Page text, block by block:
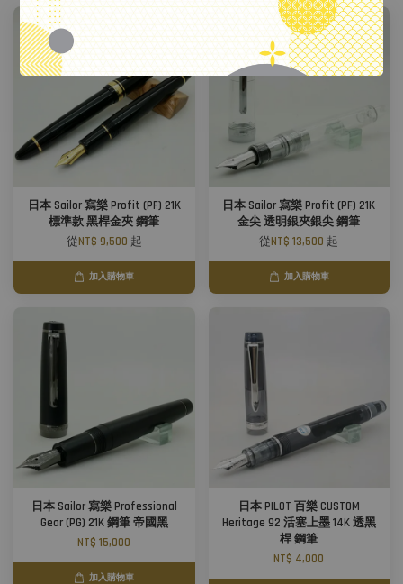
日本 Sailor 寫樂 Profit (PF) 21K
標準款 黑桿金夾 鋼筆
從NT$ 9,500 起
加入購物車
日本 Sailor 寫樂 Profit (PF) 21K
金尖 透明銀夾銀尖 鋼筆
從NT$ 13,500 起
加入購物車
日本 Sailor 寫樂 Professional
Gear (PG) 21K 鋼筆 帝國黑
NT$ 15,000
加入購物車
日本 PILOT 百樂 CUSTOM
Heritage 92 活塞上墨 14K 透黑
桿 鋼筆
NT$ 4,000